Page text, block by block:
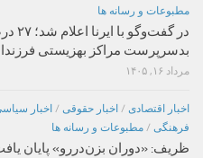
مطبوعات و رسانه ها
در
بدسرپرست مراکز بهزیستی
مرداد ۱۶, ۱۴۰۵
اخبار اقتصادی / اخبار حقوقی / اخبار
فرهنگی / مطبوعات و رسانه ها
ظریف: «دوران بزن‌دررو» پایان